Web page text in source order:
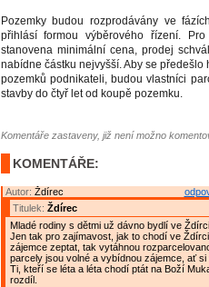
Pozemky budou rozprodávány ve
přihlásí formou výběrového řízení.
stanovena minimální cena, prodej
nabídne částku nejvyšší. Aby se předešlo
pozemků podnikateli, budou vlastníci
stavby do čtyř let od koupě pozemku.
Komentáře zastaveny, již není možno
KOMENTÁŘE:
Autor: Ždírec
Titulek: Ždírec
Mladé rodiny s dětmi už dávno bydlí ve Ždírci.
Jen tak pro zajímavost, jak to chodí ve
zájemce zeptat, tak vytáhnou
parcely jsou volné a vybídnou zájemce, ať si
Ti, kteří se léta a léta chodí ptát na Boží
rozdíl.